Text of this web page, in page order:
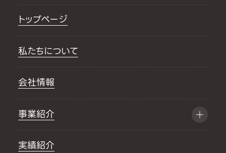
トップページ
私たちについて
会社情報
事業紹介
実績紹介